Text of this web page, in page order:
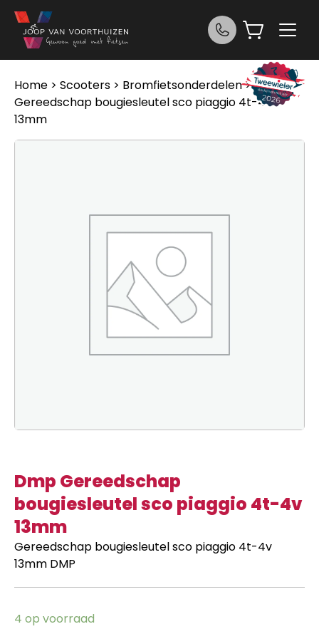
Ga naar de inhoud
Home > Scooters > Bromfietsonderdelen> Dmp
Gereedschap bougiesleutel sco piaggio 4t-4v
13mm
Dmp Gereedschap
bougiesleutel sco piaggio 4t-4v
13mm
Gereedschap bougiesleutel sco piaggio 4t-4v
13mm DMP
4 op voorraad